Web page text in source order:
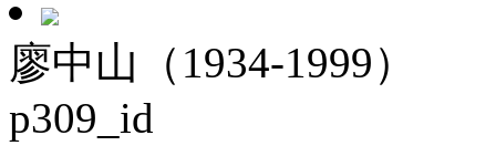
廖中山（1934-1999）
p309_id